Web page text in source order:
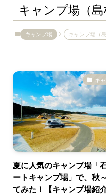
キャンプ場（島
キャンプ場 キャンプ場（島
キ
夏に人気のキャンプ場「
ートキャンプ場」で、秋
てみた！【キャンプ場紹介